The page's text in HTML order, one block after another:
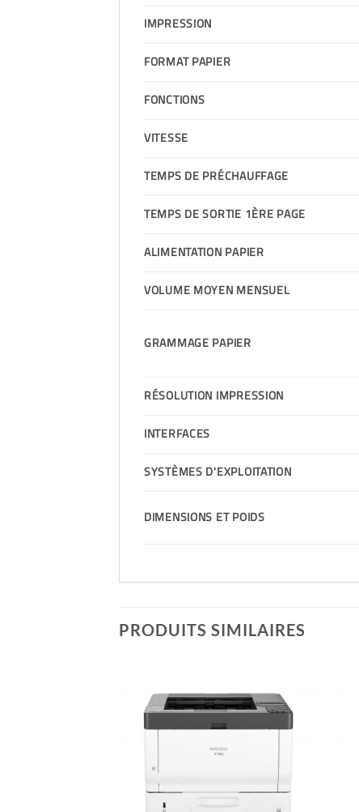
IMPRESSION
FORMAT PAPIER
FONCTIONS
VITESSE
TEMPS DE PRÉCHAUFFAGE
TEMPS DE SORTIE 1ÈRE PAGE
ALIMENTATION PAPIER
VOLUME MOYEN MENSUEL
GRAMMAGE PAPIER
RÉSOLUTION IMPRESSION
INTERFACES
SYSTÈMES D'EXPLOITATION
DIMENSIONS ET POIDS
PRODUITS SIMILAIRES